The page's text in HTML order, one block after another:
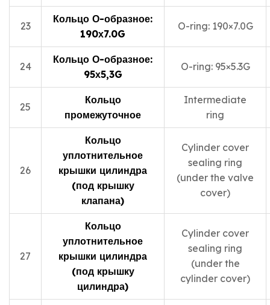
23
Кольцо О-образное:
190х7.0G
O-ring: 190×7.0G
24
Кольцо О-образное:
95х5,3G
O-ring: 95×5.3G
25
Кольцо
промежуточное
Intermediate
ring
26
Кольцо
уплотнительное
крышки цилиндра
(под крышку
клапана)
Cylinder cover
sealing ring
(under the valve
cover)
27
Кольцо
уплотнительное
крышки цилиндра
(под крышку
цилиндра)
Cylinder cover
sealing ring
(under the
cylinder cover)